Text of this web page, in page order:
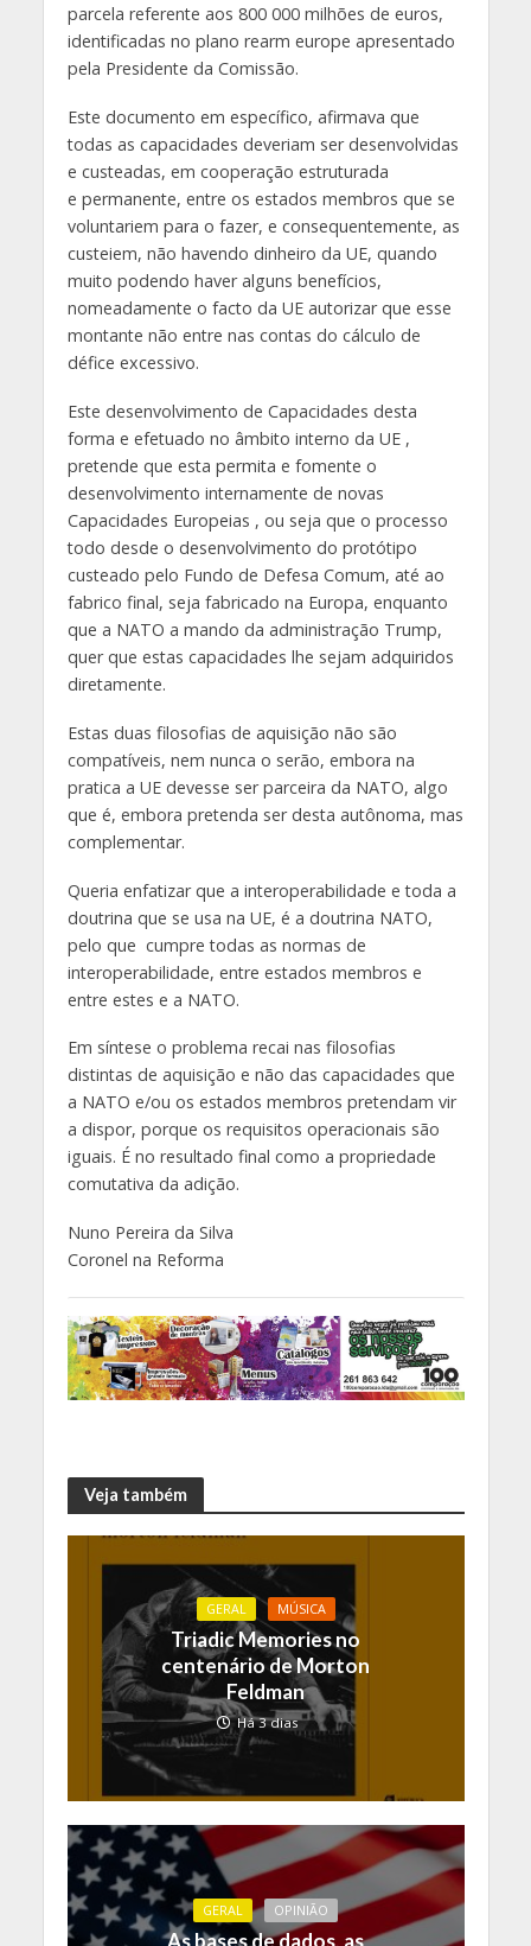
parcela referente aos 800 000 milhões de euros,
identificadas no plano rearm europe apresentado
pela Presidente da Comissão.
Este documento em específico, afirmava que
todas as capacidades deveriam ser desenvolvidas
e custeadas, em cooperação estruturada
e permanente, entre os estados membros que se
voluntariem para o fazer, e consequentemente, as
custeiem, não havendo dinheiro da UE, quando
muito podendo haver alguns benefícios,
nomeadamente o facto da UE autorizar que esse
montante não entre nas contas do cálculo de
défice excessivo.
Este desenvolvimento de Capacidades desta
forma e efetuado no âmbito interno da UE ,
pretende que esta permita e fomente o
desenvolvimento internamente de novas
Capacidades Europeias , ou seja que o processo
todo desde o desenvolvimento do protótipo
custeado pelo Fundo de Defesa Comum, até ao
fabrico final, seja fabricado na Europa, enquanto
que a NATO a mando da administração Trump,
quer que estas capacidades lhe sejam adquiridos
diretamente.
Estas duas filosofias de aquisição não são
compatíveis, nem nunca o serão, embora na
pratica a UE devesse ser parceira da NATO, algo
que é, embora pretenda ser desta autônoma, mas
complementar.
Queria enfatizar que a interoperabilidade e toda a
doutrina que se usa na UE, é a doutrina NATO,
pelo que cumpre todas as normas de
interoperabilidade, entre estados membros e
entre estes e a NATO.
Em síntese o problema recai nas filosofias
distintas de aquisição e não das capacidades que
a NATO e/ou os estados membros pretendam vir
a dispor, porque os requisitos operacionais são
iguais. É no resultado final como a propriedade
comutativa da adição.
Nuno Pereira da Silva
Coronel na Reforma
Veja também
GERAL MÚSICA
Triadic Memories no
centenário de Morton
Feldman
Há 3 dias
GERAL OPINIÃO
As bases de dados, as